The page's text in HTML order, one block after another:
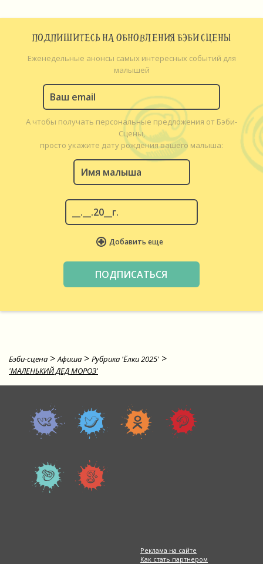
ПОДПИШИТЕСЬ НА ОБНОВЛЕНИЯ БЭБИ СЦЕНЫ
Еженедельные анонсы самых интересных событий для
малышей
А чтобы получать персональные предложения от Бэби-
Сцены,
просто укажите дату рождения вашего малыша:
Добавить еще
Бэби-сцена >Афиша > Рубрика 'Ёлки 2025' >
'МАЛЕНЬКИЙ ДЕД МОРОЗ'
Реклама на сайте
Как стать партнером